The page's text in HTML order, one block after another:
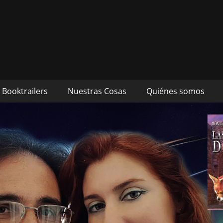
autores Mónica Cueto
Booktrailers Nuestras Cosas Quiénes somos